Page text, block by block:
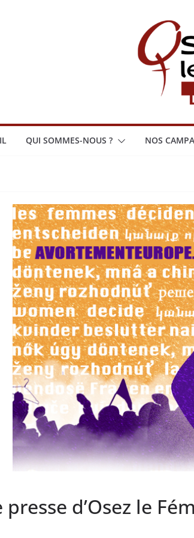
QUI SOMMES-NOUS ? NOS
presse d’Osez le